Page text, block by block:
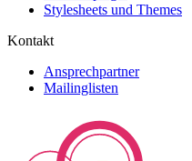
Stylesheets und Themes
Kontakt
Ansprechpartner
Mailinglisten